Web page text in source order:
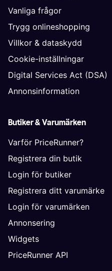
Vanliga frågor
Trygg onlineshopping
Villkor & dataskydd
Cookie-inställningar
Digital Services Act (DSA)
Annonsinformation
Butiker & Varumärken
Varför PriceRunner?
Registrera din butik
Login för butiker
Registrera ditt varumärke
Login för varumärken
Annonsering
Widgets
PriceRunner API